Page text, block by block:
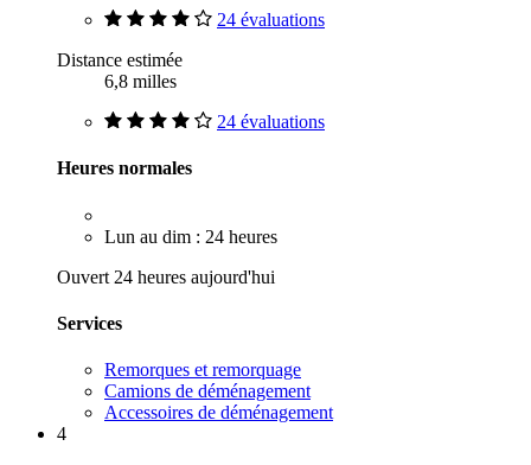
24 évaluations
Distance estimée
6,8 milles
24 évaluations
Heures normales
Lun au dim : 24 heures
Ouvert 24 heures aujourd'hui
Services
Remorques et remorquage
Camions de déménagement
Accessoires de déménagement
4